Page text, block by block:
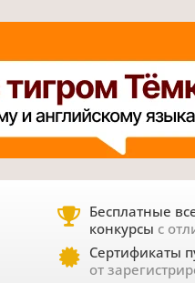
Бесплатные
конкурсы с
Сертификаты
от